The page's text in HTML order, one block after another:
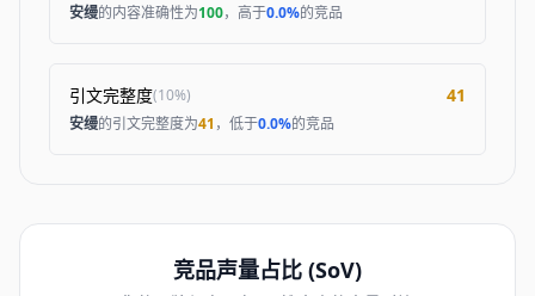
安缦的内容准确性为100，高于0.0%的竞品
引文完整度(10%) 41
安缦的引文完整度为41 ，低于0.0%的竞品
竞品声量占比 (SoV)